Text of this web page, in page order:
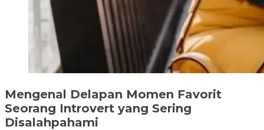
Mengenal Delapan Momen Favorit
Seorang Introvert yang Sering
Disalahpahami